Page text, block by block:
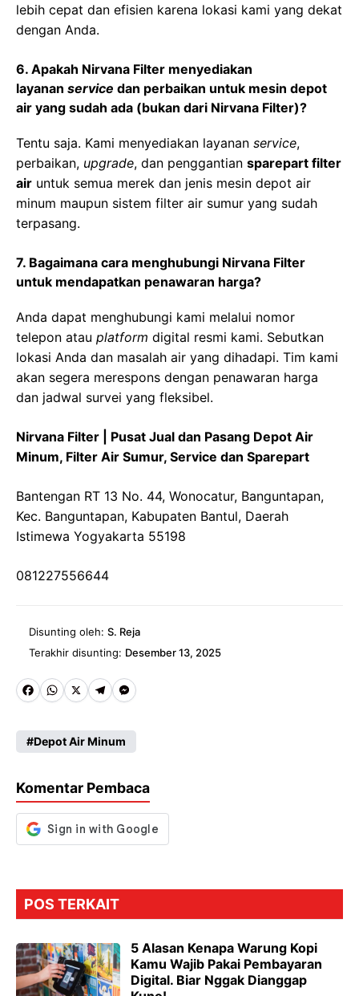
lebih cepat dan efisien karena lokasi kami yang dekat
dengan Anda.
6. Apakah Nirvana Filter menyediakan
layanan service dan perbaikan untuk mesin depot
air yang sudah ada (bukan dari Nirvana Filter)?
Tentu saja. Kami menyediakan layanan service,
perbaikan, upgrade, dan penggantian sparepart filter
air untuk semua merek dan jenis mesin depot air
minum maupun sistem filter air sumur yang sudah
terpasang.
7. Bagaimana cara menghubungi Nirvana Filter
untuk mendapatkan penawaran harga?
Anda dapat menghubungi kami melalui nomor
telepon atau platform digital resmi kami. Sebutkan
lokasi Anda dan masalah air yang dihadapi. Tim kami
akan segera merespons dengan penawaran harga
dan jadwal survei yang fleksibel.
Nirvana Filter | Pusat Jual dan Pasang Depot Air
Minum, Filter Air Sumur, Service dan Sparepart
Bantengan RT 13 No. 44, Wonocatur, Banguntapan,
Kec. Banguntapan, Kabupaten Bantul, Daerah
Istimewa Yogyakarta 55198
081227556644
Disunting oleh: S. Reja
Terakhir disunting: Desember 13, 2025
Fa
b
o
k
W
ts
p
p
X
Te
gr
m
M
se
g
er
Depot Air Minum
Komentar Pembaca
POS TERKAIT
5 Alasan Kenapa Warung Kopi
Kamu Wajib Pakai Pembayaran
Digital. Biar Nggak Dianggap